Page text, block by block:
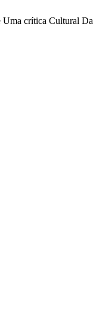
Uma crítica Cultural